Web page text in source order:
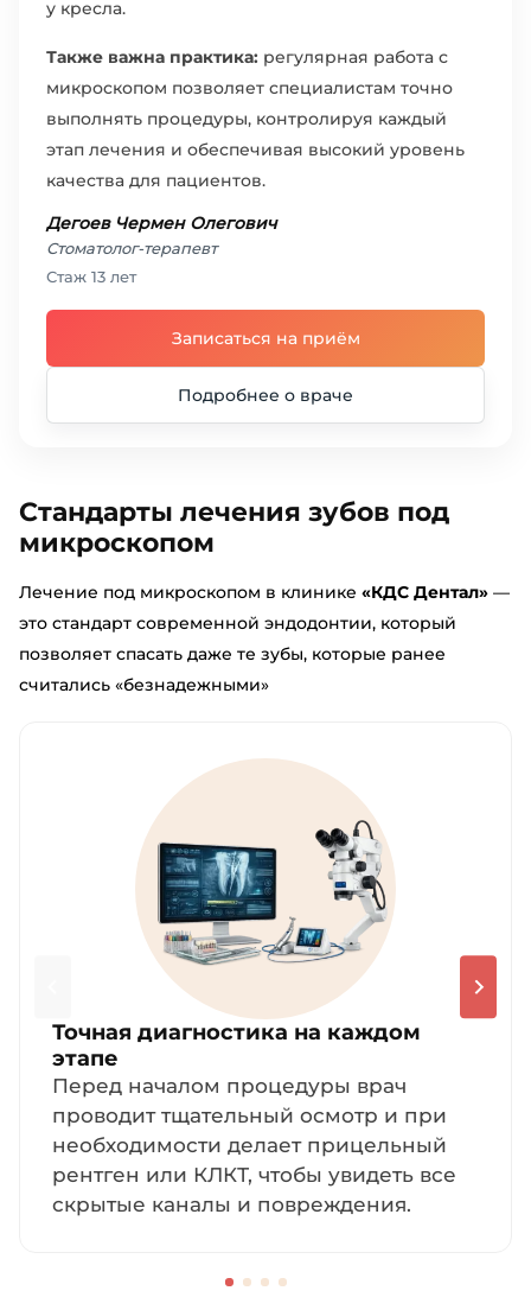
у кресла.
Также важна практика: регулярная работа с
микроскопом позволяет специалистам точно
выполнять процедуры, контролируя каждый
этап лечения и обеспечивая высокий уровень
качества для пациентов.
Дегоев Чермен Олегович
Стоматолог-терапевт
Стаж 13 лет
Записаться на приём
Подробнее о враче
Стандарты лечения зубов под
микроскопом
Лечение под микроскопом в клинике «КДС Дентал» —
это стандарт современной эндодонтии, который
позволяет спасать даже те зубы, которые ранее
считались «безнадежными»
Точная диагностика на каждом
этапе
Перед началом процедуры врач
проводит тщательный осмотр и при
необходимости делает прицельный
рентген или КЛКТ, чтобы увидеть все
скрытые каналы и повреждения.